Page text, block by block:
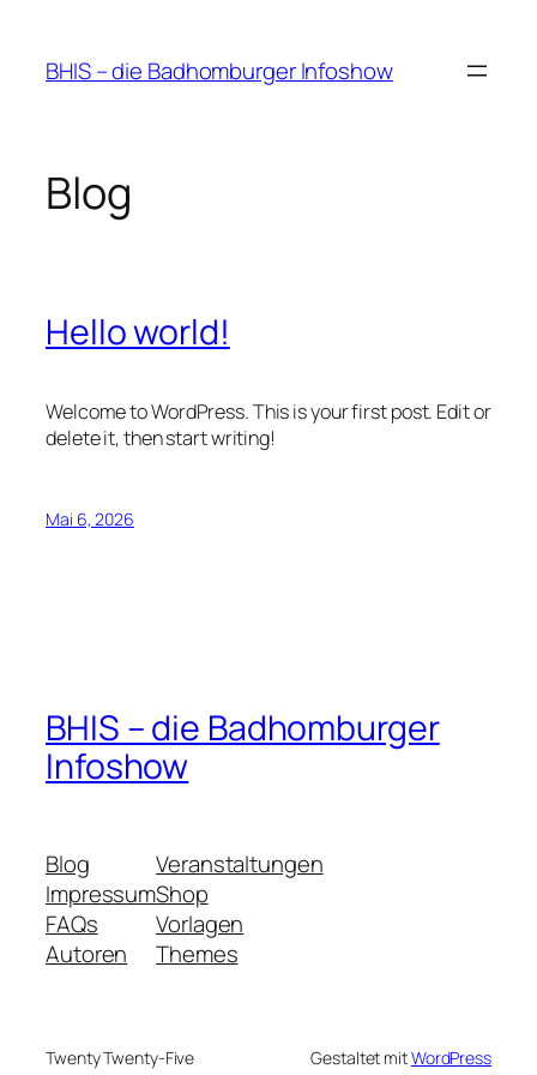
springen
BHIS – die Badhomburger Infoshow
Blog
Hello world!
Welcome to WordPress. This is your first post. Edit or
delete it, then start writing!
Mai 6, 2026
BHIS – die Badhomburger
Infoshow
Blog
Impressum
FAQs
Autoren
Veranstaltungen
Shop
Vorlagen
Themes
Twenty Twenty-Five Gestaltet mitWordPress